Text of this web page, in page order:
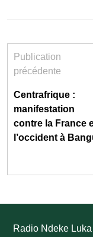
Publication
précédente
Centrafrique :
manifestation
contre la France
l’occident à
Radio Ndeke